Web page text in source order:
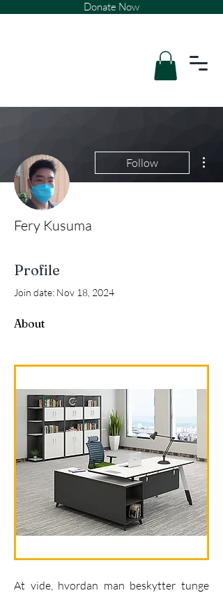
Donate Now
Follow
Fery Kusuma
Profile
Join date: Nov 18, 2024
About
At vide, hvordan man beskytter tunge